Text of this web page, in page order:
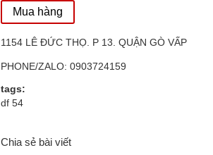
Mua hàng
1154 LÊ ĐỨC THỌ. P 13. QUẬN GÒ VẤP
PHONE/ZALO: 0903724159
tags:
df 54
Chia sẻ bài viết